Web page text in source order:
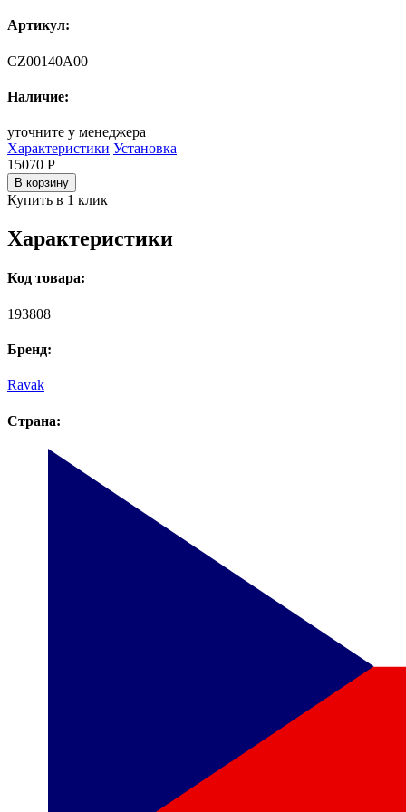
Артикул:
CZ00140A00
Наличие:
уточните у менеджера
Характеристики Установка
15070 Р
В корзину
Купить в 1 клик
Характеристики
Код товара:
193808
Бренд:
Ravak
Страна: